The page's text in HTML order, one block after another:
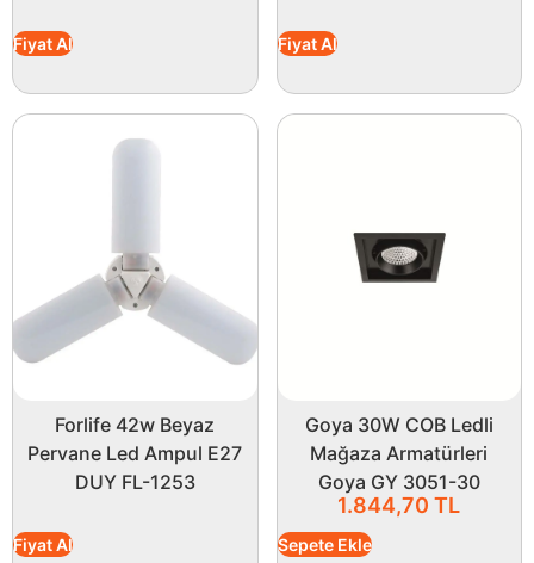
Fiyat Al Fiyat Al
Forlife 42w Beyaz
Pervane Led Ampul E27
DUY FL-1253
Fiyat Al
Goya 30W COB Ledli
Mağaza Armatürleri
Goya GY 3051-30
1.844,70 TL
Sepete Ekle